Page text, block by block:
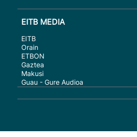
EITB MEDIA
EITB
Orain
ETBON
Gaztea
Makusi
Guau - Gure Audioa